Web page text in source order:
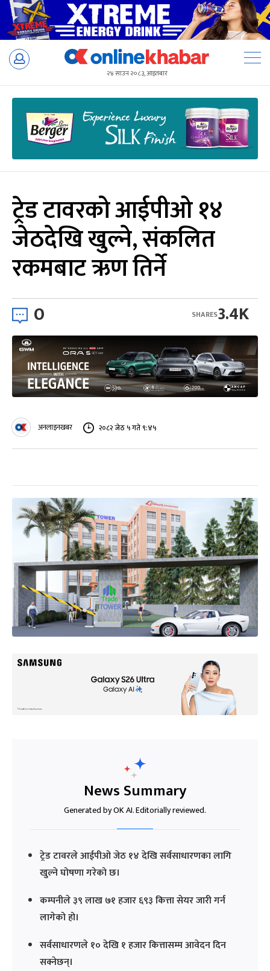
Skip
२४ साउन २०८३, आइतबार
ट्रेड टावरको आईपीओ १४
जेठदेखि खुल्ने, संकलित
रकमबाट ऋण तिर्ने
0 3.4K
SHARES
अनलाइनखबर २०८२ जेठ ५ गते ९:४५
News Summary
Generated by OK AI. Editorially reviewed.
ट्रेड टावरले आईपीओ जेठ १४ देखि सर्वसाधारणका लागि
खुल्ने घोषणा गरेको छ।
कम्पनीले ३९ लाख ७१ हजार ६९३ कित्ता सेयर जारी गर्न
लागेको हो।
सर्वसाधारणले १० देखि १ हजार कित्तासम्म आवेदन दिन
सक्नेछन्।